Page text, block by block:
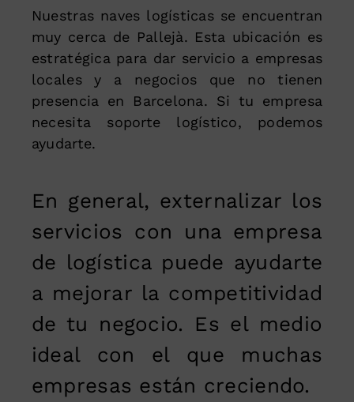
Nuestras naves logísticas se encuentran
muy cerca de Pallejà. Esta ubicación es
estratégica para dar servicio a empresas
locales y a negocios que no tienen
presencia en Barcelona. Si tu empresa
necesita soporte logístico, podemos
ayudarte.
En general, externalizar los
servicios con una empresa
de logística puede ayudarte
a mejorar la competitividad
de tu negocio. Es el medio
ideal con el que muchas
empresas están creciendo.